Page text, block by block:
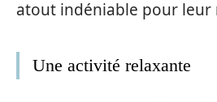
atout indéniable pour leur
Une activité relaxante